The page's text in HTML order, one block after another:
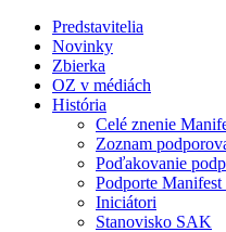
Predstavitelia
Novinky
Zbierka
OZ v médiách
História
Celé znenie
Zoznam
Poďakovanie
Podporte Manifest ​
Iniciátori
Stanovisko SAK